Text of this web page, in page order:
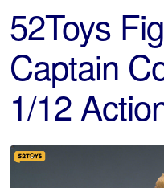
52Toys
Captain
1/12